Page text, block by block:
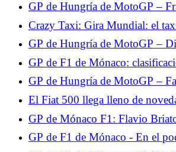
GP de Hungría de MotoGP –
evita el caos para terminar en el
mucha suerte”
Crazy Taxi: Gira Mundial: el
el mundo en 2027.
GP de Hungría de MotoGP –
su mejor resultado: “No tomé la
con el neumático trasero”
GP de F1 de Mónaco:
carrera, retirada de Max
ocupa el 3er puesto
GP de Hungría de MotoGP –
abandona: “No podía conducir”
El Fiat 500 llega lleno de
verano: serie especial Dolcevita
microhíbrida 3+1
GP de Mónaco F1: Flavio
digerir las penalizaciones de
GP de F1 de Mónaco - En el